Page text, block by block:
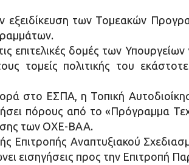
εξειδίκευση των Τομεακών
επιτελικές δομές των
τομείς πολιτικής του
στο ΕΣΠΑ, η Τοπική
πόρους από το «Πρόγραμμα
των ΟΧΕ-ΒΑΑ.
Επιτροπής Αναπτυξιακού
εισηγήσεις προς την Επιτροπή